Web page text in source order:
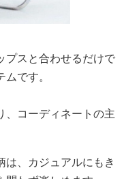
プスと合わせるだけで
ムです。
、コーディネートの主
、カジュアルにもき